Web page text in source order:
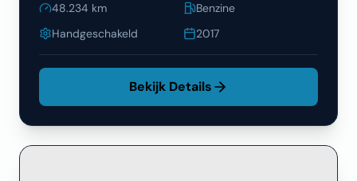
48.234 km
Benzine
Handgeschakeld
2017
Bekijk Details